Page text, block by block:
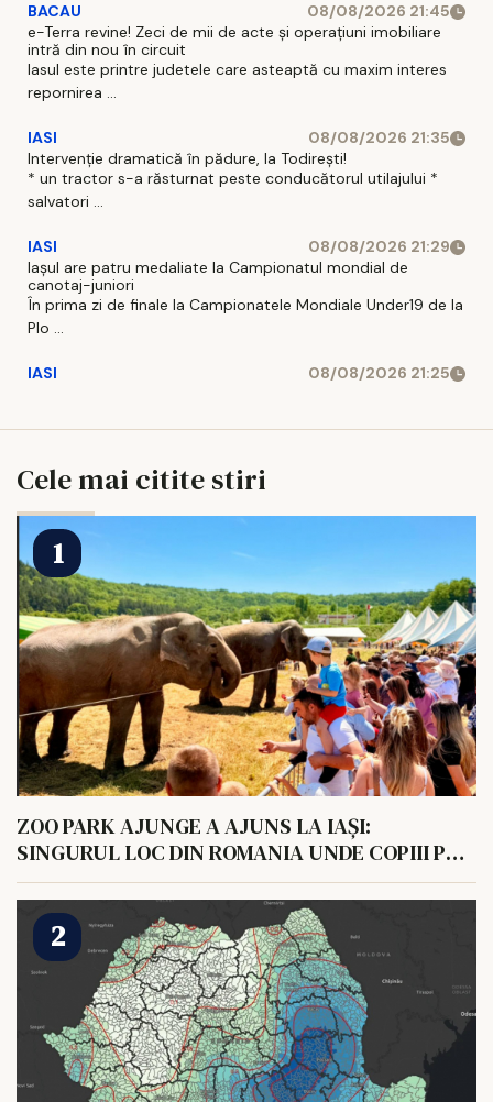
BACAU
08/08/2026 21:45
e-Terra revine! Zeci de mii de acte și operațiuni imobiliare
intră din nou în circuit
Iasul este printre judetele care asteaptă cu maxim interes
repornirea ...
IASI
08/08/2026 21:35
Intervenție dramatică în pădure, la Todirești!
* un tractor s-a răsturnat peste conducătorul utilajului *
salvatori ...
IASI
08/08/2026 21:29
Iaşul are patru medaliate la Campionatul mondial de
canotaj-juniori
În prima zi de finale la Campionatele Mondiale Under19 de la
Plo ...
IASI 08/08/2026 21:25
Cele mai citite stiri
ZOO PARK AJUNGE A AJUNS LA IAȘI:
SINGURUL LOC DIN ROMANIA UNDE COPIII POT
HRANI UN ELEFANT